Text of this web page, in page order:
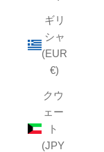
ギリ
シャ
(EUR
€)
クウ
ェー
ト
(JPY